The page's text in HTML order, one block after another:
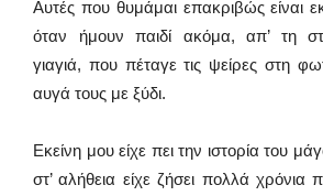
Αυτές που θυμάμαι επακριβώς είναι
όταν ήμουν παιδί ακόμα, απ’ τη
γιαγιά, που πέταγε τις ψείρες στη
αυγά τους με ξύδι.
Εκείνη μου είχε πει την ιστορία του
στ’ αλήθεια είχε ζήσει πολλά χρόνια